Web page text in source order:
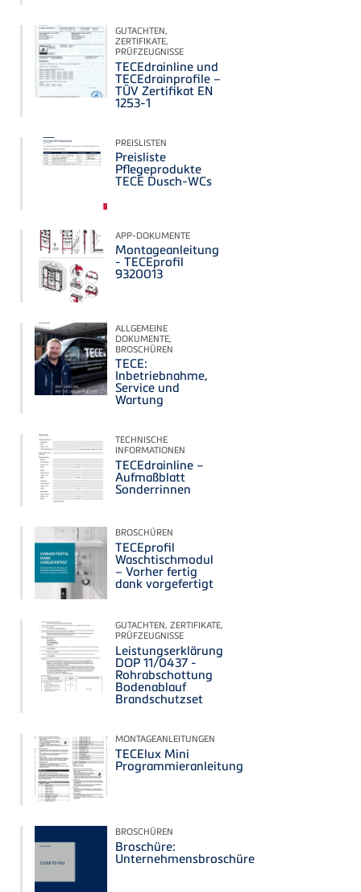
GUTACHTEN,
ZERTIFIKATE,
PRÜFZEUGNISSE
TECEdrainline und
TECEdrainprofile –
TÜV Zertifikat EN
1253-1
PREISLISTEN
Preisliste
Pflegeprodukte
TECE Dusch-WCs
APP-DOKUMENTE
Montageanleitung
- TECEprofil
9320013
ALLGEMEINE
DOKUMENTE,
BROSCHÜREN
TECE:
Inbetriebnahme,
Service und
Wartung
TECHNISCHE
INFORMATIONEN
TECEdrainline –
Aufmaßblatt
Sonderrinnen
BROSCHÜREN
TECEprofil
Waschtischmodul
– Vorher fertig
dank vorgefertigt
GUTACHTEN, ZERTIFIKATE,
PRÜFZEUGNISSE
Leistungserklärung
DOP 11/0437 -
Rohrabschottung
Bodenablauf
Brandschutzset
MONTAGEANLEITUNGEN
TECElux Mini
Programmieranleitung
BROSCHÜREN
Broschüre:
Unternehmensbroschüre